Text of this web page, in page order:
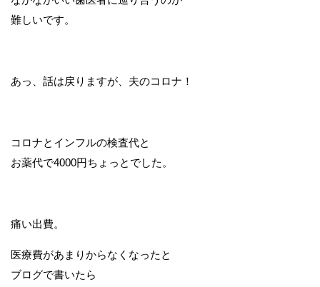
難しいです。
あっ、話は戻りますが、夫のコロナ！
コロナとインフルの検査代と
お薬代で4000円ちょっとでした。
痛い出費。
医療費があまりからなくなったと
ブログで書いたら